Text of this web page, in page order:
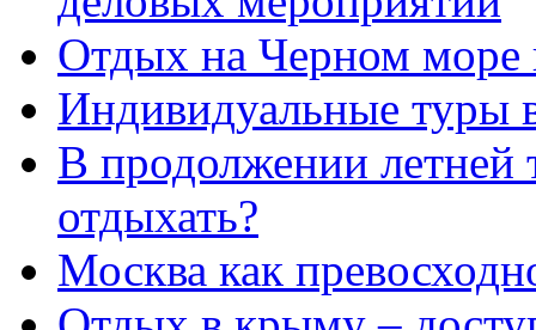
Отдых на Черном море
Индивидуальные туры
В продолжении летней
отдыхать?
Москва как